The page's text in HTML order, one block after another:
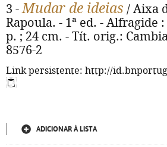
3 -Mudar de ideias / Aixa
Rapoula. - 1ª ed. - Alfragide
p. ; 24 cm. - Tít. orig.:
8576-2
Link persistente: http://
ADICIONAR À LISTA